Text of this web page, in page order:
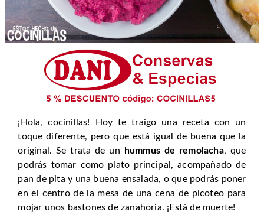
¡Hola, cocinillas! Hoy te traigo una receta con un
toque diferente, pero que está igual de buena que la
original. Se trata de un
hummus de remolacha, que
podrás tomar como plato principal, acompañado de
pan de pita y una buena ensalada, o que podrás poner
en el centro de la mesa de una cena de picoteo para
mojar unos bastones de zanahoria. ¡Está de muerte!